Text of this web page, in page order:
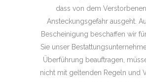
dass von dem
Ansteckungsgefahr ausgeht.
Bescheinigung beschaffen wir
Sie unser
Überführung beauftragen,
nicht mit geltenden Regeln und